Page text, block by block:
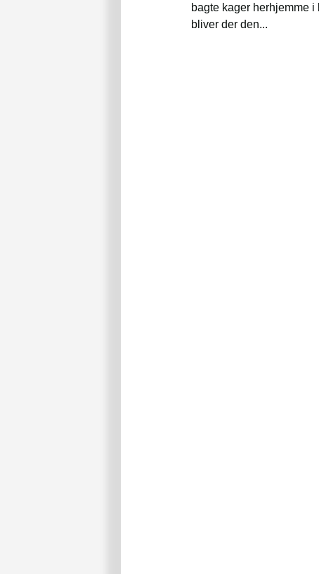
bagte kager herhjemme
bliver der den...